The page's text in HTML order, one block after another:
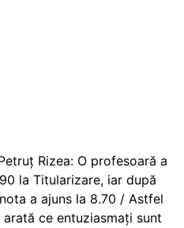
Rizea: O profesoară a
la Titularizare, iar după
a ajuns la 8.70 / Astfel
ce entuziasmați sunt